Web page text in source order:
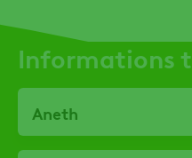
Informations
Aneth